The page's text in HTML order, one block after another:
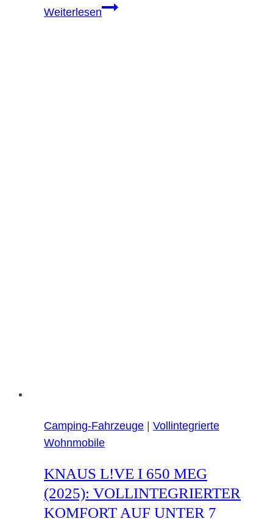
WeiterlesenKNAUS
Camping-Fahrzeuge
Vollintegrierte
Wohnmobile
KNAUS L!VE I 650 MEG
(2025): VOLLINTEGRIERTER
KOMFORT AUF UNTER 7